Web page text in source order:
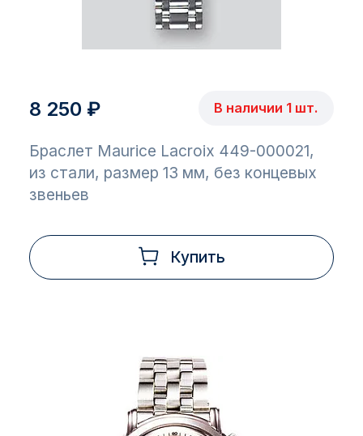
8 250 ₽ В наличии 1 шт.
Браслет Maurice Lacroix 449-000021,
из стали, размер 13 мм, без концевых
звеньев
Купить